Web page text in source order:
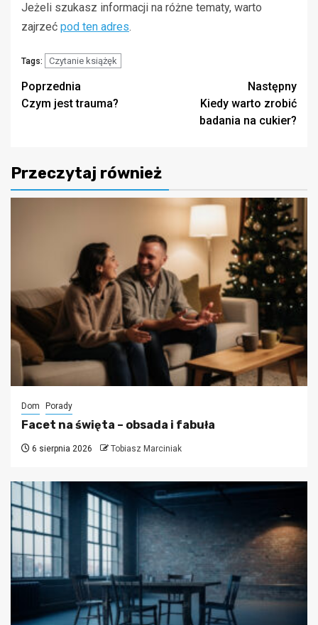
Jeżeli szukasz informacji na różne tematy, warto
zajrzeć pod ten adres.
Tags: Czytanie książęk
Zobacz
wpisy
Poprzednia
Czym jest trauma?
Następny
Kiedy warto zrobić
badania na cukier?
Przeczytaj również
Dom Porady
Facet na święta – obsada i fabuła
6 sierpnia 2026 Tobiasz Marciniak